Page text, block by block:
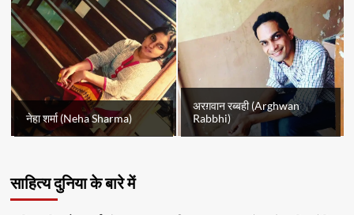
नेहा शर्मा (Neha Sharma)
अरग़वान रब्बही (Arghwan
Rabbhi)
साहित्य दुनिया के बारे में